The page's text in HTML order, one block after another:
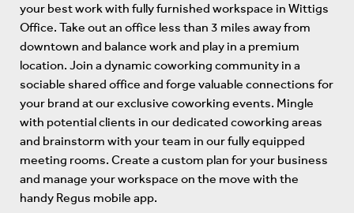
your best work with fully furnished workspace in Wittigs
Office. Take out an office less than 3 miles away from
downtown and balance work and play in a premium
location. Join a dynamic coworking community in a
sociable shared office and forge valuable connections for
your brand at our exclusive coworking events. Mingle
with potential clients in our dedicated coworking areas
and brainstorm with your team in our fully equipped
meeting rooms. Create a custom plan for your business
and manage your workspace on the move with the
handy Regus mobile app.